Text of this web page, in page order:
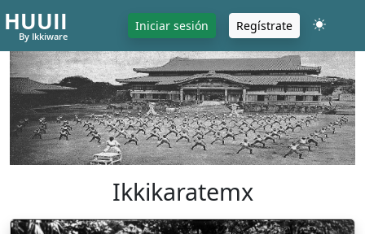
HUUII
By Ikkiware
Iniciar sesión Regístrate
Ikkikaratemx